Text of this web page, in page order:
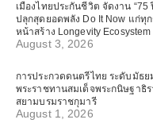
เมืองไทยประกันชีวิต จัดงาน
ปลุกสุดยอดพลัง Do It Now แก่ทุ
หน้าสร้าง Longevity
August 3, 2026
การประกวดดนตรีไทย ระดับมัธย
พระราชทานสมเด็จพระกนิษฐาธิ
สยามบรมราชกุมารี
August 1, 2026